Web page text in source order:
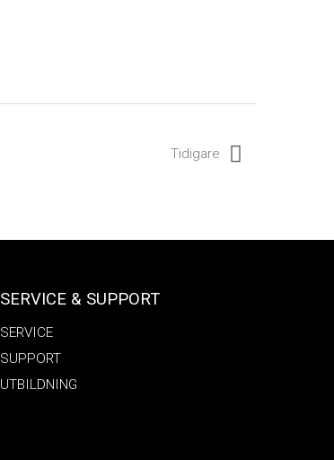
Tidigare
SERVICE & SUPPORT
SERVICE
SUPPORT
UTBILDNING